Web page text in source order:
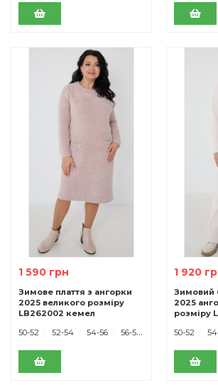
1 590 грн
Зимове плаття з ангорки
2025 великого розміру
LB262002 кемел
50-52
52-54 54-56 56-58
1 920
Зимовий
2025
розміру
50-52